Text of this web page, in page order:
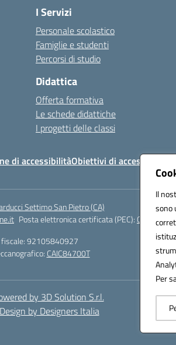
Il
sono
Per
I Servizi
Personale scolastico
Famiglie e studenti
Percorsi di studio
Didattica
Offerta formativa
Le schede didattiche
I progetti delle classi
di accessibilitàObiettivi di accessibilità
Settimo San Pietro (CA)
Posta elettronica certificata (PEC):
fiscale: 92105840927
CAIC84700T
by 3D Solution S.r.l.
by Designers Italia